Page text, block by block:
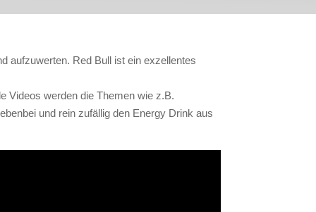
aufzuwerten. Red Bull ist ein exzellentes
Videos werden die Themen wie z.B.
und rein zufällig den Energy Drink aus